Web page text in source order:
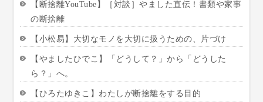
【断捨離YouTube】［対談］やました直伝！書類や家事
の断捨離
【小松易】大切なモノを大切に扱うための、片づけ
【やましたひでこ】「どうして？」から「どうした
ら？」へ。
【ひろたゆきこ】わたしが断捨離をする目的